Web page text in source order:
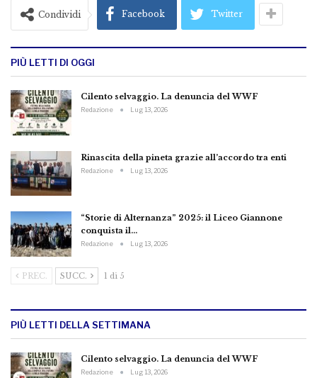
Condividi Facebook Twitter
PIÙ LETTI DI OGGI
Cilento selvaggio. La denuncia del WWF
Redazione Lug 13, 2026
Rinascita della pineta grazie all’accordo tra enti
Redazione Lug 13, 2026
“Storie di Alternanza” 2025: il Liceo Giannone
conquista il…
Redazione Lug 13, 2026
PREC. SUCC. 1 di 5
PIÙ LETTI DELLA SETTIMANA
Cilento selvaggio. La denuncia del WWF
Redazione Lug 13, 2026